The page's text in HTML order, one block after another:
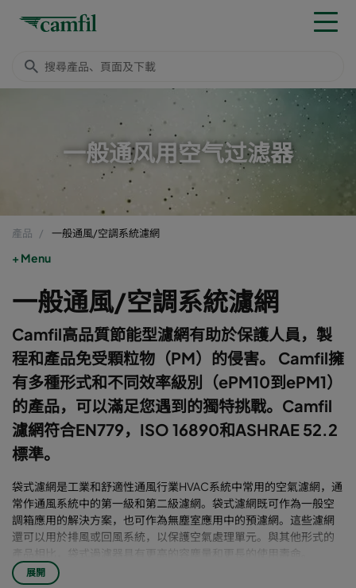
一般通风用空气过滤器
產品 一般通風/空調系統濾網
Menu
一般通風/空調系統濾網
Camfil高品質節能型濾網有助於保護人員，製
程和產品免受顆粒物（PM）的侵害。 Camfil擁
有多種形式和不同效率級別（ePM10到ePM1）
的產品，可以滿足您遇到的獨特挑戰。Camfil
濾網符合EN779，ISO 16890和ASHRAE 52.2
標準。
袋式濾網是工業和舒適性通風行業HVAC系統中常用的空氣濾網，通
常作通風系統中的第一級和第二級濾網。袋式濾網既可作為一般空
調箱應用的解決方案，也可作為無塵室應用中的預濾網。這些濾網
還可以用於排風或回風系統，以保護空氣處理單元。與其他形式的
產品相比，袋式過濾器具有更高的容塵量和更長的使用壽命。
W型帶法蘭濾網，例如Opakfil，通常用作通風系統中的第二濾網，
展開